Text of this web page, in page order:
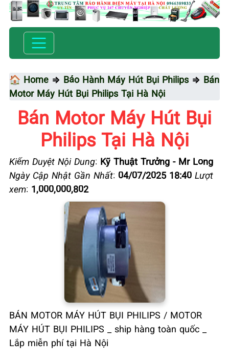
🏠 Home ⇒ Bảo Hành Máy Hút Bụi Philips ⇒ Bán
Motor Máy Hút Bụi Philips Tại Hà Nội
Bán Motor Máy Hút Bụi
Philips Tại Hà Nội
Kiểm Duyệt Nội Dung: Kỹ Thuật Trưởng - Mr Long
Ngày Cập Nhật Gần Nhất: 04/07/2025 18:40 Lượt
xem: 1,000,000,802
BÁN MOTOR MÁY HÚT BỤI PHILIPS / MOTOR
MÁY HÚT BỤI PHILIPS _ ship hàng toàn quốc _
Lắp miễn phí tại Hà Nội